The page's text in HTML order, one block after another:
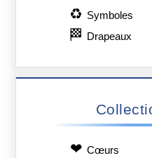
♻ Symboles
🏁 Drapeaux
❤ Сœurs